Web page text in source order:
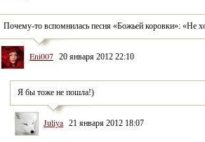
Почему-то вспомнилась песня «Божьей коровки»: «Не
Eni007 20 января 2012 22:10
Я бы тоже не пошла!)
Juliya 21 января 2012 18:07